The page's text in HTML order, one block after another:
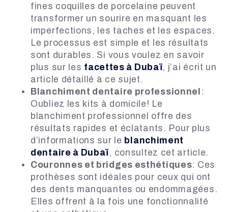
fines coquilles de porcelaine peuvent
transformer un sourire en masquant les
imperfections, les taches et les espaces.
Le processus est simple et les résultats
sont durables. Si vous voulez en savoir
plus sur les facettes à Dubaï, j’ai écrit un
article détaillé à ce sujet.
Blanchiment dentaire professionnel :
Oubliez les kits à domicile! Le
blanchiment professionnel offre des
résultats rapides et éclatants. Pour plus
d’informations sur le blanchiment
dentaire à Dubaï, consultez cet article.
Couronnes et bridges esthétiques: Ces
prothèses sont idéales pour ceux qui ont
des dents manquantes ou endommagées.
Elles offrent à la fois une fonctionnalité